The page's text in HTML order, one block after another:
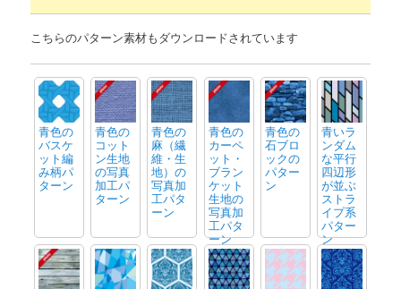
こちらのパターン素材もダウンロードされています
青色の
バスケ
ット編
み柄パ
ターン
青色の
コット
ン生地
の写真
加工パ
ターン
青色の
麻（繊
維・生
地）の
写真加
工パタ
ーン
青色の
カーペ
ット・
ブラン
ケット
生地の
写真加
工パタ
ーン
青色の
石ブロ
ックの
パター
ン
青いラ
ンダム
な平行
四辺形
が並ぶ
ストラ
イプ系
パター
ン